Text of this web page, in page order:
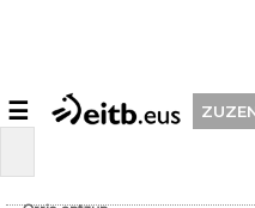
☰